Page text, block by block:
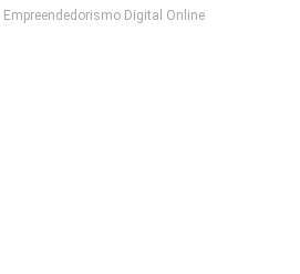
Empreendedorismo Digital Online